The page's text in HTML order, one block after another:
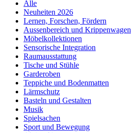
Alle
Neuheiten 2026
Lernen, Forschen, Fördern
Aussenbereich und Krippenwagen
Möbelkollektionen
Sensorische Integration
Raumausstattung
Tische und Stühle
Garderoben
Teppiche und Bodenmatten
Lärmschutz
Basteln und Gestalten
Musik
Spielsachen
Sport und Bewegung